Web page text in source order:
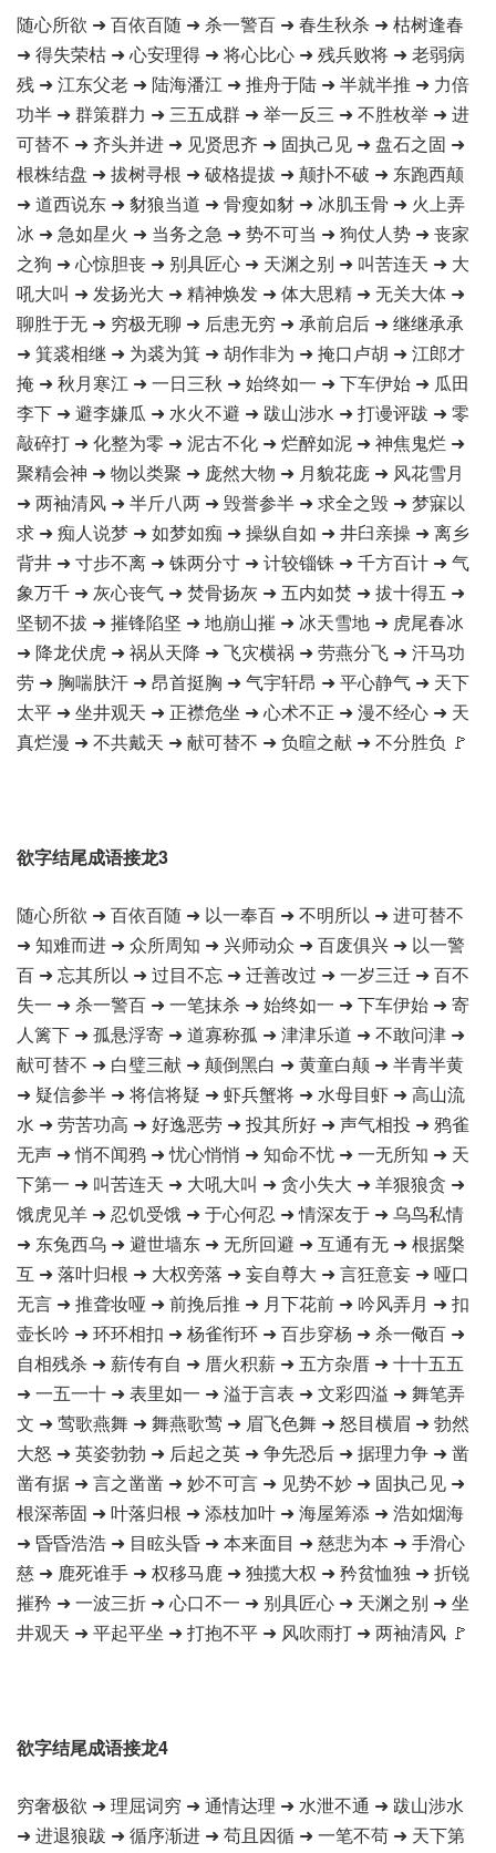
随心所欲 ➜ 百依百随 ➜ 杀一警百 ➜ 春生秋杀 ➜ 枯树逢春
➜ 得失荣枯 ➜ 心安理得 ➜ 将心比心 ➜ 残兵败将 ➜ 老弱病
残 ➜ 江东父老 ➜ 陆海潘江 ➜ 推舟于陆 ➜ 半就半推 ➜ 力倍
功半 ➜ 群策群力 ➜ 三五成群 ➜ 举一反三 ➜ 不胜枚举 ➜ 进
可替不 ➜ 齐头并进 ➜ 见贤思齐 ➜ 固执己见 ➜ 盘石之固 ➜
根株结盘 ➜ 拔树寻根 ➜ 破格提拔 ➜ 颠扑不破 ➜ 东跑西颠
➜ 道西说东 ➜ 豺狼当道 ➜ 骨瘦如豺 ➜ 冰肌玉骨 ➜ 火上弄
冰 ➜ 急如星火 ➜ 当务之急 ➜ 势不可当 ➜ 狗仗人势 ➜ 丧家
之狗 ➜ 心惊胆丧 ➜ 别具匠心 ➜ 天渊之别 ➜ 叫苦连天 ➜ 大
吼大叫 ➜ 发扬光大 ➜ 精神焕发 ➜ 体大思精 ➜ 无关大体 ➜
聊胜于无 ➜ 穷极无聊 ➜ 后患无穷 ➜ 承前启后 ➜ 继继承承
➜ 箕裘相继 ➜ 为裘为箕 ➜ 胡作非为 ➜ 掩口卢胡 ➜ 江郎才
掩 ➜ 秋月寒江 ➜ 一日三秋 ➜ 始终如一 ➜ 下车伊始 ➜ 瓜田
李下 ➜ 避李嫌瓜 ➜ 水火不避 ➜ 跋山涉水 ➜ 打谩评跋 ➜ 零
敲碎打 ➜ 化整为零 ➜ 泥古不化 ➜ 烂醉如泥 ➜ 神焦鬼烂 ➜
聚精会神 ➜ 物以类聚 ➜ 庞然大物 ➜ 月貌花庞 ➜ 风花雪月
➜ 两袖清风 ➜ 半斤八两 ➜ 毁誉参半 ➜ 求全之毁 ➜ 梦寐以
求 ➜ 痴人说梦 ➜ 如梦如痴 ➜ 操纵自如 ➜ 井臼亲操 ➜ 离乡
背井 ➜ 寸步不离 ➜ 铢两分寸 ➜ 计较锱铢 ➜ 千方百计 ➜ 气
象万千 ➜ 灰心丧气 ➜ 焚骨扬灰 ➜ 五内如焚 ➜ 拔十得五 ➜
坚韧不拔 ➜ 摧锋陷坚 ➜ 地崩山摧 ➜ 冰天雪地 ➜ 虎尾春冰
➜ 降龙伏虎 ➜ 祸从天降 ➜ 飞灾横祸 ➜ 劳燕分飞 ➜ 汗马功
劳 ➜ 胸喘肤汗 ➜ 昂首挺胸 ➜ 气宇轩昂 ➜ 平心静气 ➜ 天下
太平 ➜ 坐井观天 ➜ 正襟危坐 ➜ 心术不正 ➜ 漫不经心 ➜ 天
真烂漫 ➜ 不共戴天 ➜ 献可替不 ➜ 负暄之献 ➜ 不分胜负 🚩
欲字结尾成语接龙3
随心所欲 ➜ 百依百随 ➜ 以一奉百 ➜ 不明所以 ➜ 进可替不
➜ 知难而进 ➜ 众所周知 ➜ 兴师动众 ➜ 百废俱兴 ➜ 以一警
百 ➜ 忘其所以 ➜ 过目不忘 ➜ 迁善改过 ➜ 一岁三迁 ➜ 百不
失一 ➜ 杀一警百 ➜ 一笔抹杀 ➜ 始终如一 ➜ 下车伊始 ➜ 寄
人篱下 ➜ 孤悬浮寄 ➜ 道寡称孤 ➜ 津津乐道 ➜ 不敢问津 ➜
献可替不 ➜ 白璧三献 ➜ 颠倒黑白 ➜ 黄童白颠 ➜ 半青半黄
➜ 疑信参半 ➜ 将信将疑 ➜ 虾兵蟹将 ➜ 水母目虾 ➜ 高山流
水 ➜ 劳苦功高 ➜ 好逸恶劳 ➜ 投其所好 ➜ 声气相投 ➜ 鸦雀
无声 ➜ 悄不闻鸦 ➜ 忧心悄悄 ➜ 知命不忧 ➜ 一无所知 ➜ 天
下第一 ➜ 叫苦连天 ➜ 大吼大叫 ➜ 贪小失大 ➜ 羊狠狼贪 ➜
饿虎见羊 ➜ 忍饥受饿 ➜ 于心何忍 ➜ 情深友于 ➜ 乌鸟私情
➜ 东兔西乌 ➜ 避世墙东 ➜ 无所回避 ➜ 互通有无 ➜ 根据槃
互 ➜ 落叶归根 ➜ 大权旁落 ➜ 妄自尊大 ➜ 言狂意妄 ➜ 哑口
无言 ➜ 推聋妆哑 ➜ 前挽后推 ➜ 月下花前 ➜ 吟风弄月 ➜ 扣
壶长吟 ➜ 环环相扣 ➜ 杨雀衔环 ➜ 百步穿杨 ➜ 杀一儆百 ➜
自相残杀 ➜ 薪传有自 ➜ 厝火积薪 ➜ 五方杂厝 ➜ 十十五五
➜ 一五一十 ➜ 表里如一 ➜ 溢于言表 ➜ 文彩四溢 ➜ 舞笔弄
文 ➜ 莺歌燕舞 ➜ 舞燕歌莺 ➜ 眉飞色舞 ➜ 怒目横眉 ➜ 勃然
大怒 ➜ 英姿勃勃 ➜ 后起之英 ➜ 争先恐后 ➜ 据理力争 ➜ 凿
凿有据 ➜ 言之凿凿 ➜ 妙不可言 ➜ 见势不妙 ➜ 固执己见 ➜
根深蒂固 ➜ 叶落归根 ➜ 添枝加叶 ➜ 海屋筹添 ➜ 浩如烟海
➜ 昏昏浩浩 ➜ 目眩头昏 ➜ 本来面目 ➜ 慈悲为本 ➜ 手滑心
慈 ➜ 鹿死谁手 ➜ 权移马鹿 ➜ 独揽大权 ➜ 矜贫恤独 ➜ 折锐
摧矜 ➜ 一波三折 ➜ 心口不一 ➜ 别具匠心 ➜ 天渊之别 ➜ 坐
井观天 ➜ 平起平坐 ➜ 打抱不平 ➜ 风吹雨打 ➜ 两袖清风 🚩
欲字结尾成语接龙4
穷奢极欲 ➜ 理屈词穷 ➜ 通情达理 ➜ 水泄不通 ➜ 跋山涉水
➜ 进退狼跋 ➜ 循序渐进 ➜ 苟且因循 ➜ 一笔不苟 ➜ 天下第